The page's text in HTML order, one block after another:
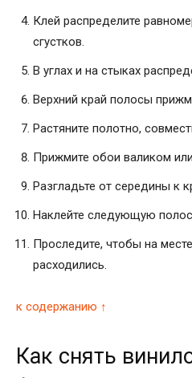
Клей распределите
сгустков.
В углах и на стыках
Верхний край полосы
Растяните полотно,
Прижмите обои валиком
Разгладьте от середины к
Наклейте следующую
Проследите, чтобы на
расходились.
к содержанию ↑
Как снять